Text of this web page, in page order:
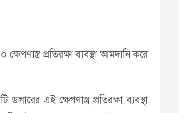
প্রতিরক্ষা ব্যবস্থা আমদানি করে
এই ক্ষেপণাস্ত্র প্রতিরক্ষা ব্যবস্থা